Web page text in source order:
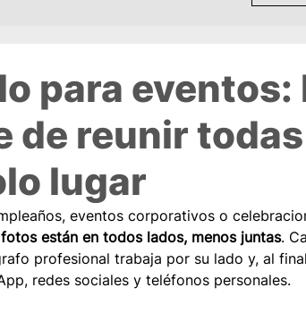
Eventos
Casos de Uso
para eventos:
de reunir todas
lugar
eventos corporativos o
están en todos lados, menos juntas.
profesional trabaja por su lado y, al
redes sociales y teléfonos personales.